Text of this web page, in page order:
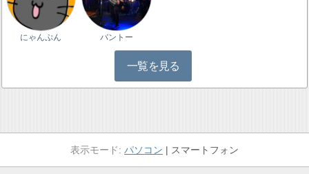
にゃんぷん バントー
一覧を見る
パソコン スマートフォン